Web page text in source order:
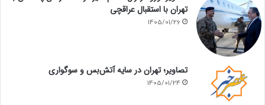
تهران با استقبال عراقچی
1405/01/26
تصاویر؛ تهران در سایه آتش‌بس و سوگواری
1405/01/24